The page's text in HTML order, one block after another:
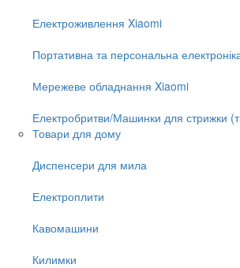
Електроживлення Xiaomi
Портативна та персональна
Мережеве обладнання Xiaomi
Електробритви/Машинки для стрижки
Товари для дому
Диспенсери для мила
Електроплити
Кавомашини
Килимки